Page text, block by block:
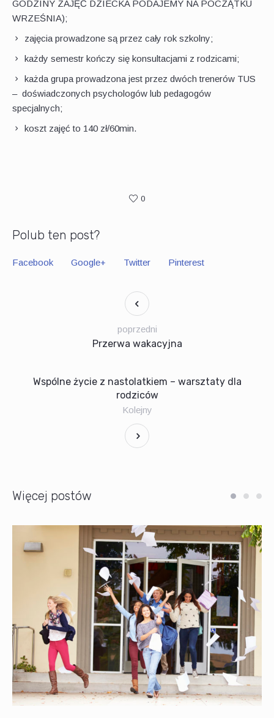
GODZINY ZAJĘĆ DZIECKA PODAJEMY NA POCZĄTKU
WRZEŚNIA);
zajęcia prowadzone są przez cały rok szkolny;
każdy semestr kończy się konsultacjami z rodzicami;
każda grupa prowadzona jest przez dwóch trenerów TUS
– doświadczonych psychologów lub pedagogów
specjalnych;
koszt zajęć to 140 zł/60min.
0
Polub ten post?
Facebook Google+ Twitter Pinterest
Przerwa wakacyjna
poprzedni
Wspólne życie z nastolatkiem – warsztaty dla
rodziców
Kolejny
Więcej postów